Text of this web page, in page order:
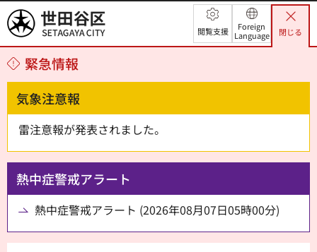
世田谷区 閲覧支援
Foreign
Language
閉じる
緊急情報
気象注意報
雷注意報が発表されました。
熱中症警戒アラート
熱中症警戒アラート (2026年08月07日05時00分)